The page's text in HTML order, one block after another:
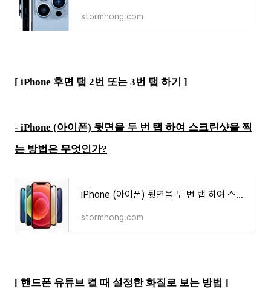
stormhong.com
[ iPhone 후면 탭 2번 또는 3번 탭 하기 ]
- iPhone (아이폰) 뒷면을 두 번 탭 하여 스크린샷을 찍
는 방법은 무엇인가?
iPhone (아이폰) 뒷면을 두 번 탭 하여 스크린샷을 찍는 방법은 무엇인가?
stormhong.com
[ 핸드폰 유튜브 켤 때 설정한 화질로 보는 방법 ]